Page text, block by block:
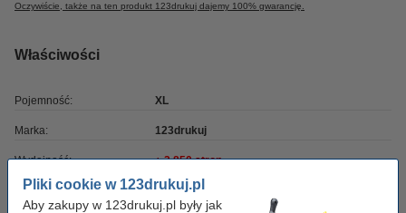
Pliki cookie w 123drukuj.pl
Aby zakupy w 123drukuj.pl były jak
Oczywiście, także na ten produkt 123drukuj dajemy 100% gwarancję.
Właściwości
Pojemność: XL
Marka: 123drukuj
Wydajność: ± 2.850 stron
OEM: TN2010